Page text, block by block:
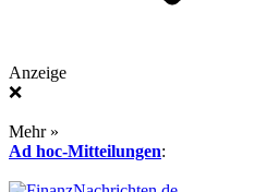
Anzeige
❌
Mehr »
Ad hoc-Mitteilungen: